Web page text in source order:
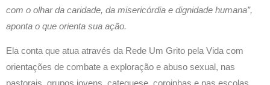
com o olhar da caridade, da misericórdia e dignidade humana”,
aponta o que orienta sua ação.
Ela conta que atua através da Rede Um Grito pela Vida com
orientações de combate a exploração e abuso sexual, nas